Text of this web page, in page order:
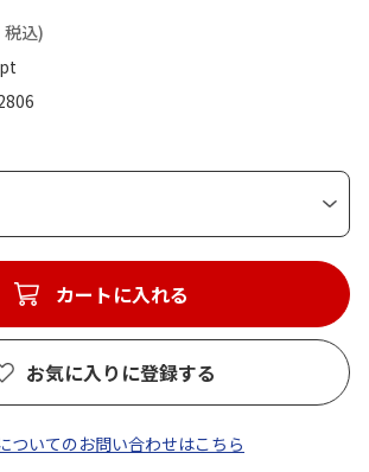
税込)
カートに入れる
お気に入りに登録する
ついてのお問い合わせはこちら